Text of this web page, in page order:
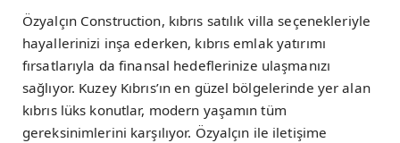
Özyalçın Construction, kıbrıs satılık villa seçenekleriyle
hayallerinizi inşa ederken, kıbrıs emlak yatırımı
fırsatlarıyla da finansal hedeflerinize ulaşmanızı
sağlıyor. Kuzey Kıbrıs’ın en güzel bölgelerinde yer alan
kıbrıs lüks konutlar, modern yaşamın tüm
gereksinimlerini karşılıyor. Özyalçın ile iletişime